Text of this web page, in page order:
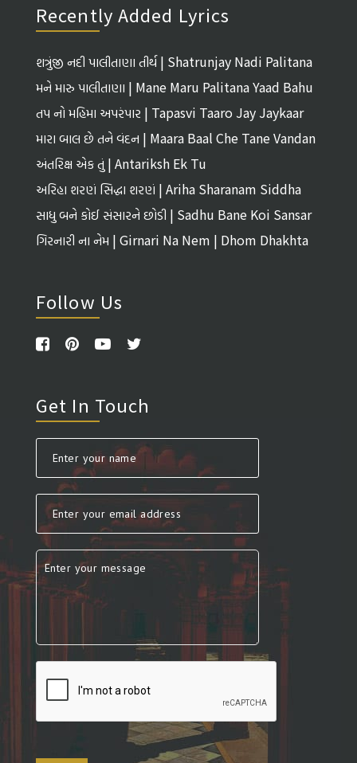
Recently Added Lyrics
શત્રુંજી નદી પાલીતાણા તીર્થ | Shatrunjay Nadi Palitana
Tirth
મને મારુ પાલીતાણા | Mane Maru Palitana Yaad Bahu
તપ નો મહિમા અપરંપાર | Tapasvi Taaro Jay Jaykaar
મારા બાલ છે તને વંદન | Maara Baal Che Tane Vandan
અંતરિક્ષ એક તું | Antariksh Ek Tu
અરિહા શરણં સિદ્ધા શરણં | Ariha Sharanam Siddha
Sharanam
સાધુ બને કોઈ સંસારને છોડી | Sadhu Bane Koi Sansar
Ne Chhodi
ગિરનારી ના નેમ | Girnari Na Nem | Dhom Dhakhta
Follow Us
Get In Touch